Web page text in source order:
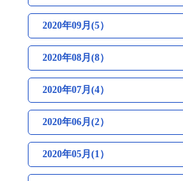
2020年09月(5）
2020年08月(8）
2020年07月(4）
2020年06月(2）
2020年05月(1）